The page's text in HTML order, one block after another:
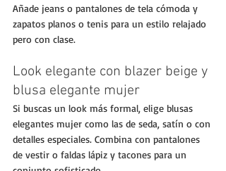
Añade jeans o pantalones de tela cómoda y
zapatos planos o tenis para un estilo relajado
pero con clase.
Look elegante con blazer beige y
blusa elegante mujer
Si buscas un look más formal, elige blusas
elegantes mujer como las de seda, satín o con
detalles especiales. Combina con pantalones
de vestir o faldas lápiz y tacones para un